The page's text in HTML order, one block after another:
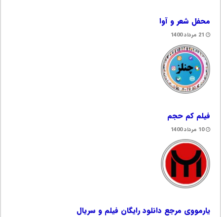
محفل شعر و آوا
21 مرداد 1400
فیلم کم حجم
10 مرداد 1400
یارمووی مرجع دانلود رایگان فیلم و سریال